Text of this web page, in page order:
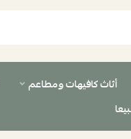
أثاث كافيهات ومطاعم